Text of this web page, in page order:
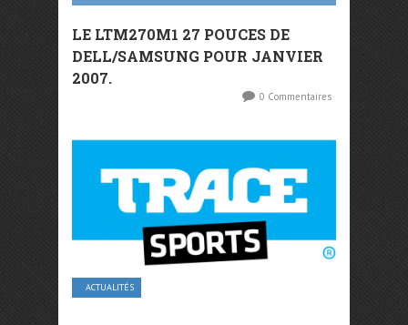
LE LTM270M1 27 POUCES DE
DELL/SAMSUNG POUR JANVIER
2007.
0 Commentaires
ACTUALITÉS